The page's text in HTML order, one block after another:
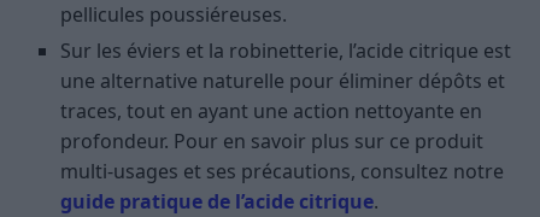
pellicules poussiéreuses.
Sur les éviers et la robinetterie, l’acide citrique est
une alternative naturelle pour éliminer dépôts et
traces, tout en ayant une action nettoyante en
profondeur. Pour en savoir plus sur ce produit
multi-usages et ses précautions, consultez notre
guide pratique de l’acide citrique.